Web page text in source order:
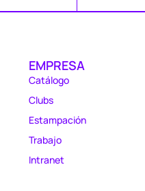
EMPRESA
Catálogo
Clubs
Estampación
Trabajo
Intranet